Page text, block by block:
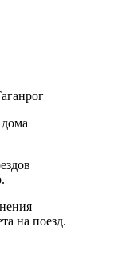
на поезд.